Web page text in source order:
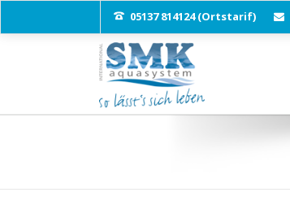
05137 814124 (Ortstarif)